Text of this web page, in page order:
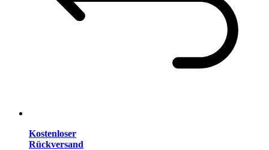
Kostenloser
Rückversand